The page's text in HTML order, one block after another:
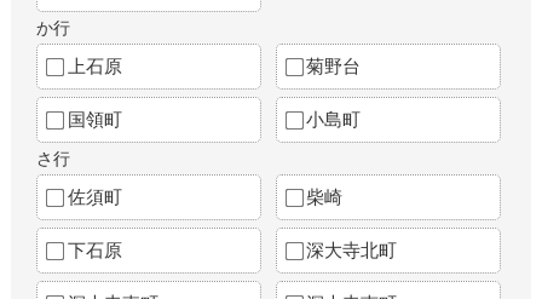
か行
上石原 菊野台
国領町 小島町
さ行
佐須町 柴崎
下石原 深大寺北町